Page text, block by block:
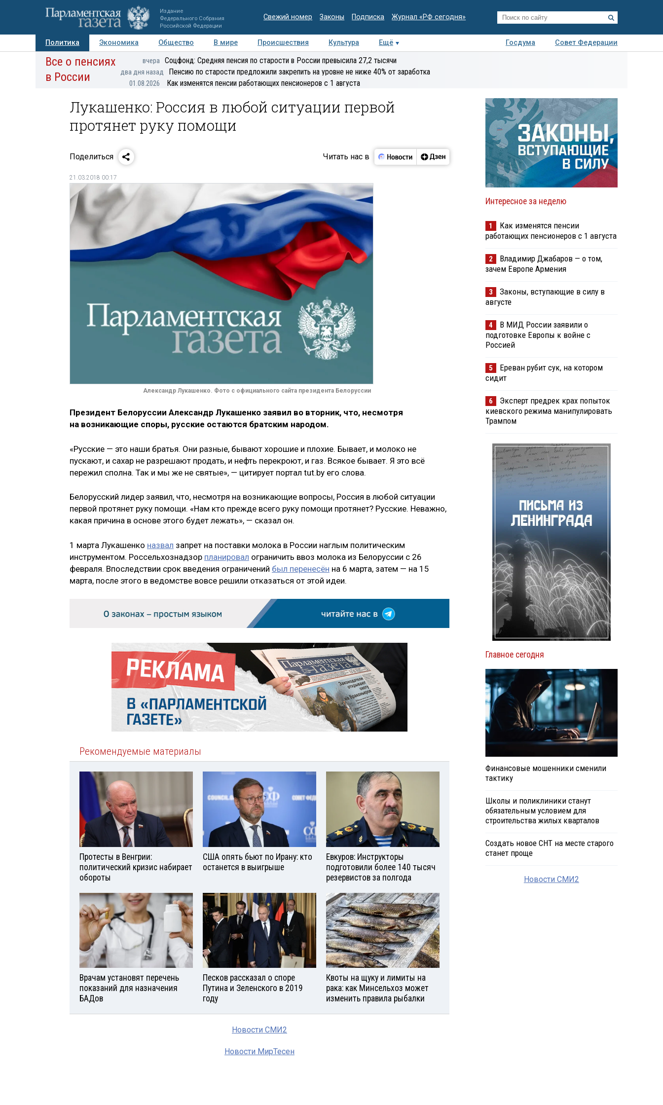
Издание
Федерального Собрания
Российской Федерации
Свежий номер Законы Подписка Журнал «РФ сегодня»
Политика Экономика Общество В мире Происшествия Культура Ещё Госдума
Совет Федерации
Авторы Персоны Мнения Регионы Медиацентр Интервью Колумнисты
экспертиза
Все о пенсиях
в России
вчера Соцфонд: Средняя пенсия по старости в России превысила 27,2 тысячи
два дня назад Пенсию по старости предложили закрепить на уровне не ниже 40% от заработка
01.08.2026 Как изменятся пенсии работающих пенсионеров с 1 августа
Лукашенко: Россия в любой ситуации первой
протянет руку помощи
Поделиться Читать нас в
21.03.2018 00:17
Александр Лукашенко. Фото с официального сайта президента Белоруссии
Президент Белоруссии Александр Лукашенко заявил во вторник, что, несмотря
на возникающие споры, русские остаются братским народом.
«Русские — это наши братья. Они разные, бывают хорошие и плохие. Бывает, и молоко не
пускают, и сахар не разрешают продать, и нефть перекроют, и газ. Всякое бывает. Я это всё
пережил сполна. Так и мы же не святые», — цитирует портал tut.by его слова.
Белорусский лидер заявил, что, несмотря на возникающие вопросы, Россия в любой ситуации
первой протянет руку помощи. «Нам кто прежде всего руку помощи протянет? Русские. Неважно,
какая причина в основе этого будет лежать», — сказал он.
1 марта Лукашенко назвал запрет на поставки молока в России наглым политическим
инструментом. Россельхознадзор планировал ограничить ввоз молока из Белоруссии с 26
февраля. Впоследствии срок введения ограничений был перенесён на 6 марта, затем — на 15
марта, после этого в ведомстве вовсе решили отказаться от этой идеи.
Рекомендуемые материалы
Протесты в Венгрии:
политический кризис набирает
обороты
США опять бьют по Ирану: кто
останется в выигрыше
Евкуров: Инструкторы
подготовили более 140 тысяч
резервистов за полгода
Врачам установят перечень
показаний для назначения
БАДов
Песков рассказал о споре
Путина и Зеленского в 2019
году
Квоты на щуку и лимиты на
рака: как Минсельхоз может
изменить правила рыбалки
Новости СМИ2
Новости МирТесен
Интересное за неделю
1
Как изменятся пенсии
работающих пенсионеров с 1 августа
2
Владимир Джабаров — о том,
зачем Европе Армения
3
Законы, вступающие в силу в
августе
4
В МИД России заявили о
подготовке Европы к войне с
Россией
5
Ереван рубит сук, на котором
сидит
6
Эксперт предрек крах попыток
киевского режима манипулировать
Трампом
Главное сегодня
Финансовые мошенники сменили
тактику
Школы и поликлиники станут
обязательным условием для
строительства жилых кварталов
Создать новое СНТ на месте старого
станет проще
Новости СМИ2